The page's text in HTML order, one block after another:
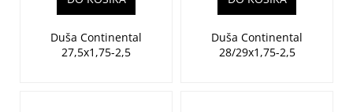
Duša Continental
27,5x1,75-2,5
Duša Continental
28/29x1,75-2,5